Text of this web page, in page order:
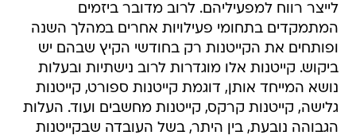
לייצר רווח למפעיליהם. לרוב מדובר ביזמים
המתמקדים בתחומי פעילויות אחרים במהלך השנה
ופותחים את הקייטנות רק בחודשי הקיץ שבהם יש
ביקוש. קייטנות אלו מוגדרות לרוב נישתיות ובעלות
נושא המייחד אותן, דוגמת קייטנות ספורט, קייטנות
גלישה, קייטנות קרקס, קייטנות מחשבים ועוד. העלות
הגבוהה נובעת, בין היתר, בשל העובדה שבקייטנות